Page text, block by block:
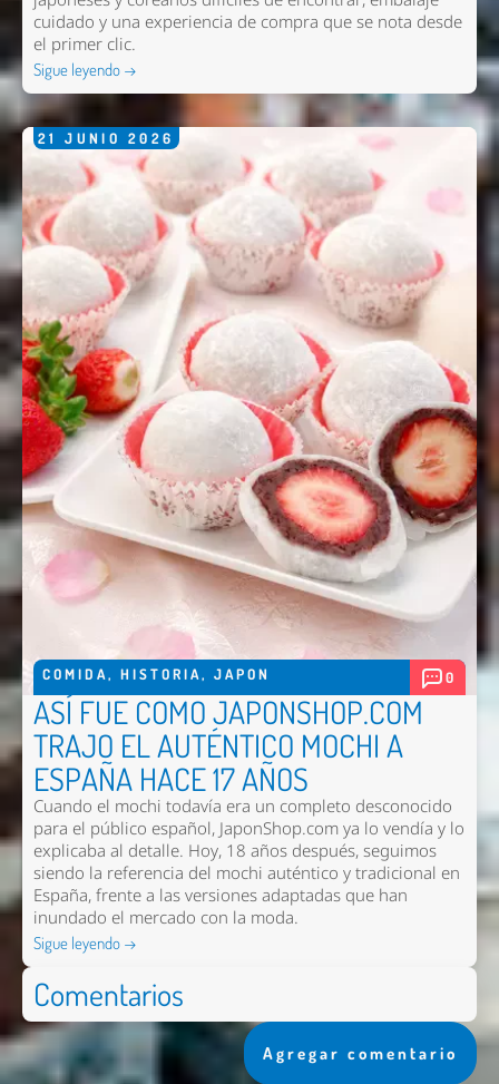
cuidado y una experiencia de compra que se nota desde
el primer clic.
Sigue leyendo →
21 JUNIO 2026
COMIDA, HISTORIA, JAPON 0
ASÍ FUE COMO JAPONSHOP.COM
TRAJO EL AUTÉNTICO MOCHI A
ESPAÑA HACE 17 AÑOS
Cuando el mochi todavía era un completo desconocido
para el público español, JaponShop.com ya lo vendía y lo
explicaba al detalle. Hoy, 18 años después, seguimos
siendo la referencia del mochi auténtico y tradicional en
España, frente a las versiones adaptadas que han
inundado el mercado con la moda.
Sigue leyendo →
Comentarios
Agregar comentario